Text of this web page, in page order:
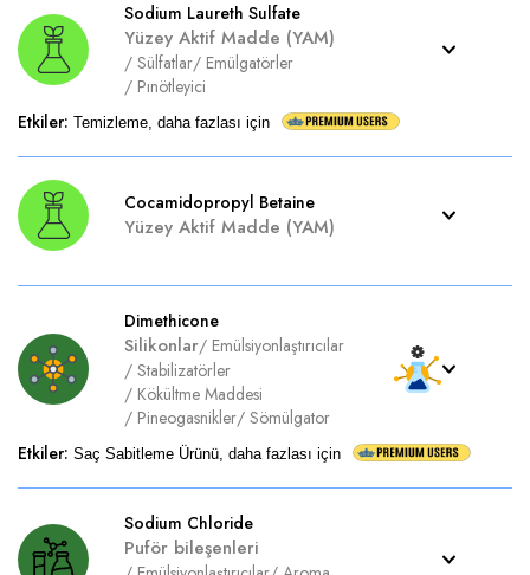
Sodium Laureth Sulfate
Yüzey Aktif Madde (YAM)
/ Sülfatlar/ Emülgatörler
/ Pınötleyici
Etkiler: Temizleme, daha fazlası için
Cocamidopropyl Betaine
Yüzey Aktif Madde (YAM)
Dimethicone
Silikonlar/ Emülsiyonlaştırıcılar
/ Stabilizatörler
/ Kökültme Maddesi
/ Pineogasnikler/ Sömülgator
Etkiler: Saç Sabitleme Ürünü, daha fazlası için
Sodium Chloride
Puför bileşenleri